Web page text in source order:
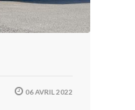
06 AVRIL 2022